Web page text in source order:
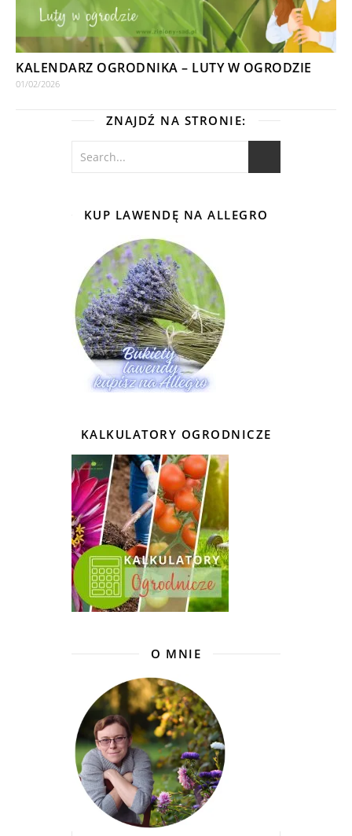
KALENDARZ OGRODNIKA – LUTY W OGRODZIE
01/02/2026
ZNAJDŹ NA STRONIE:
KUP LAWENDĘ NA ALLEGRO
KALKULATORY OGRODNICZE
O MNIE